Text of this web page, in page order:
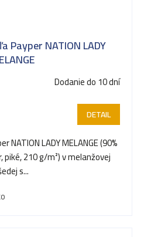
Payper NATION LADY
Dodanie do 10 dní
DETAIL
LADY MELANGE (90%
210 g/m²) v melanžovej
s...